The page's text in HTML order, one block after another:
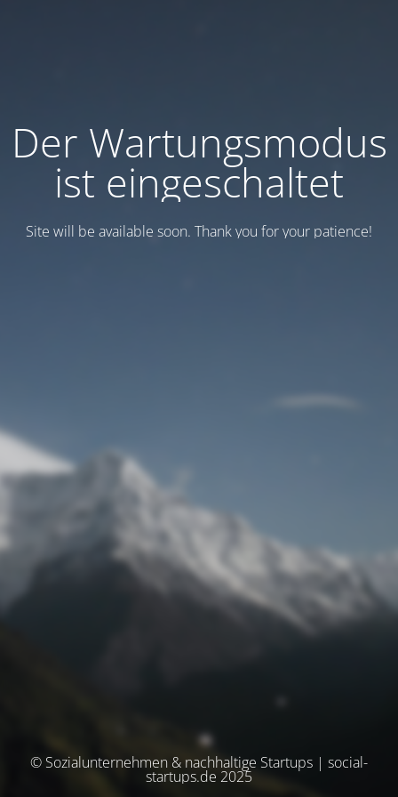
Der Wartungsmodus
ist eingeschaltet
Site will be available soon. Thank you for your patience!
© Sozialunternehmen & nachhaltige Startups | social-
startups.de 2025